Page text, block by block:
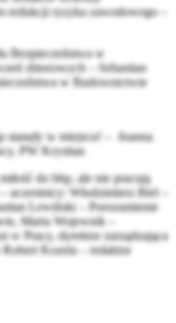
ryzyka zawodowego –
Bezpieczeństwa w
zbiorowych – Sebastian
w Budownictwie
stanęły w miejscu! – Joanna
PW Krystian
do bhp, ale nie pracują
uczestnicy: Włodzimierz Biel –
Lewiński – Porozumienie
Marta Wojewnik –
w Pracy, dyrektor zarządzająca
Robert Kozela – redaktor